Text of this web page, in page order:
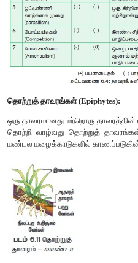
கடல் மட்டத்திலிருந்து
குத்துயரத்தில் காற்றின்
அழுத்தம் குறைந்தும்,
தாவரங்கள் மாறுபட்டுத்
ஆ) மலைகளின் நோக்கு
வடக்கு மற்றும் தெற்கு
மழைப்பொழிவு, ஈரப்பதன்,
வெப்பநிலை போன்ற